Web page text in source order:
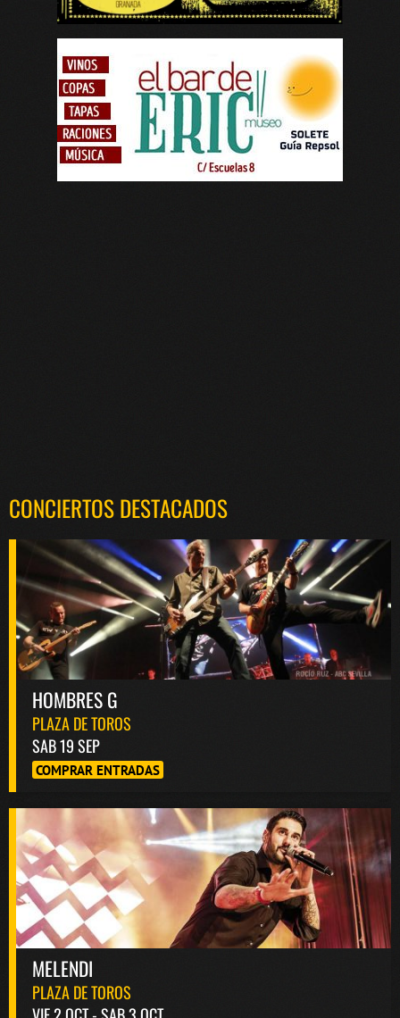
CONCIERTOS DESTACADOS
HOMBRES G
PLAZA DE TOROS
SAB 19 SEP
COMPRAR ENTRADAS
MELENDI
PLAZA DE TOROS